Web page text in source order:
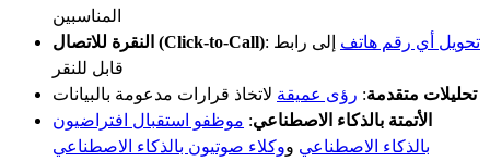
المناسبين
النقرة للاتصال (Click-to-Call): تحويل أي رقم هاتف إلى رابط
قابل للنقر
تحليلات متقدمة: رؤى عميقة لاتخاذ قرارات مدعومة بالبيانات
الأتمتة بالذكاء الاصطناعي: موظفو استقبال افتراضيون
بالذكاء الاصطناعي ووكلاء صوتيون بالذكاء الاصطناعي